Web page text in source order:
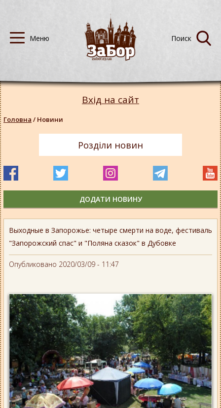
Выходные в Запорожье: четыре смерти на воде, фестиваль
"Запорожский спас" и "Поляна сказок" в Дубовке
Опубликовано 2020/03/09 - 11:47
Вхід на сайт
Головна / Новини
Розділи новин
ДОДАТИ НОВИНУ